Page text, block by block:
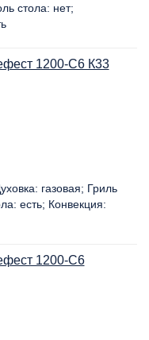
стола: нет
1200-С6 К33
газовая
Гриль
есть Конвекция:
1200-С6